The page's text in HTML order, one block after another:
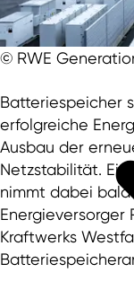
© RWE
Batteriespeicher
erfolgreiche
Ausbau der
Netzstabilität.
nimmt dabei
Energieversorger
Kraftwerks